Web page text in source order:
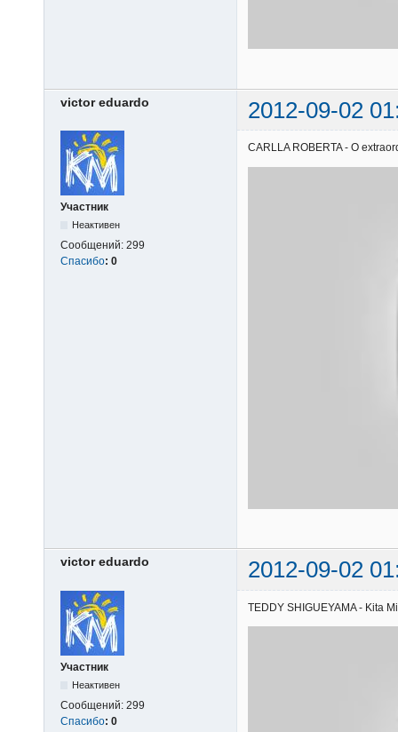
victor eduardo 2012-09-02
Участник
Неактивен
Сообщений: 299
Спасибо: 0
CARLLA ROBERTA - O
victor eduardo 2012-09-02
Участник
Неактивен
Сообщений: 299
Спасибо: 0
TEDDY SHIGUEYAMA - Kita